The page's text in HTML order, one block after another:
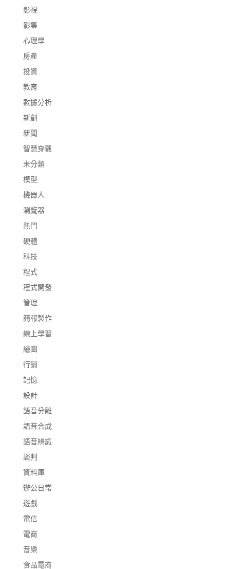
影視
影集
心理學
房產
投資
教育
數據分析
新創
新聞
智慧穿戴
未分類
模型
機器人
瀏覽器
熱門
硬體
科技
程式
程式開發
管理
簡報製作
線上學習
繪圖
行銷
記憶
設計
語音分離
語音合成
語音辨識
談判
資料庫
辦公日常
遊戲
電信
電商
音樂
食品電商